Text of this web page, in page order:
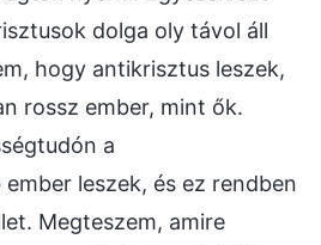
dolga oly távol áll
hogy antikrisztus leszek,
rossz ember, mint ők.
a
leszek, és ez rendben
Megteszem, amire